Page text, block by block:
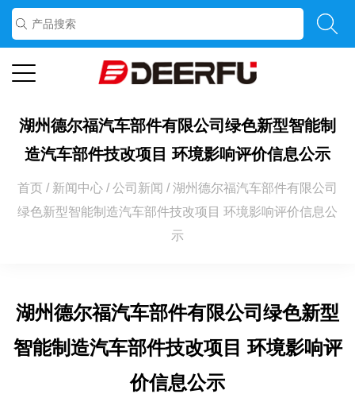
湖州德尔福汽车部件有限公司绿色新型智能制
造汽车部件技改项目 环境影响评价信息公示
首页 / 新闻中心 /公司新闻 /湖州德尔福汽车部件有限公司
绿色新型智能制造汽车部件技改项目 环境影响评价信息公
示
湖州德尔福汽车部件有限公司绿色新型
智能制造汽车部件技改项目 环境影响评
价信息公示